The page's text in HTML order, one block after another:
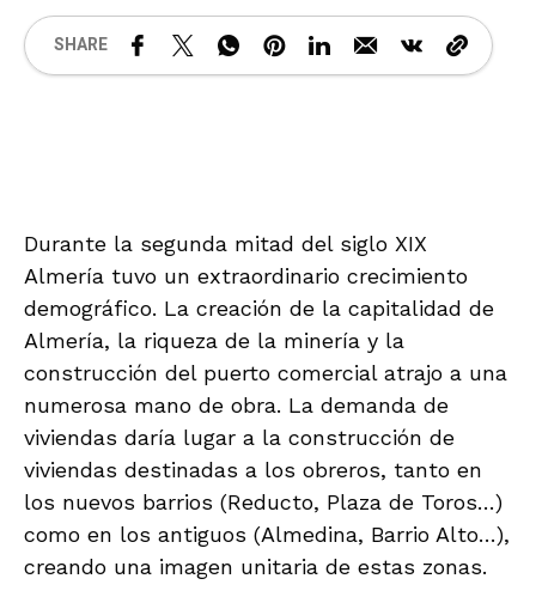
SHARE
Durante la segunda mitad del siglo XIX
Almería tuvo un extraordinario crecimiento
demográfico. La creación de la capitalidad de
Almería, la riqueza de la minería y la
construcción del puerto comercial atrajo a una
numerosa mano de obra. La demanda de
viviendas daría lugar a la construcción de
viviendas destinadas a los obreros, tanto en
los nuevos barrios (Reducto, Plaza de Toros…)
como en los antiguos (Almedina, Barrio Alto…),
creando una imagen unitaria de estas zonas.